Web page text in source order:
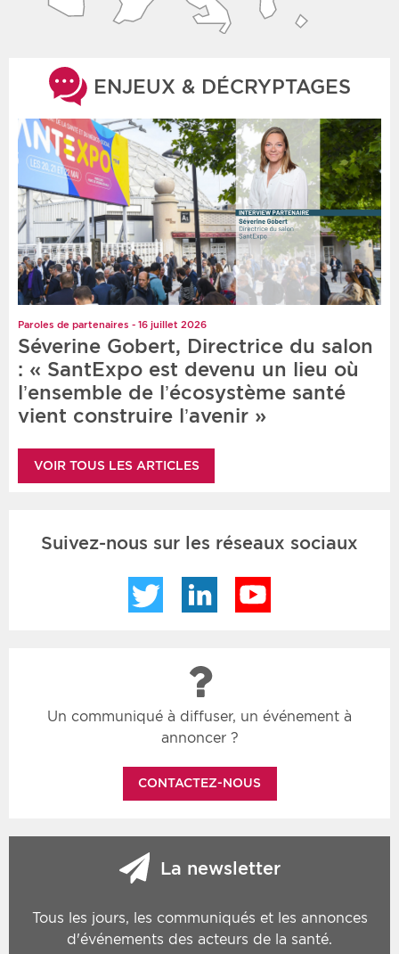
ENJEUX & DÉCRYPTAGES
Paroles de partenaires - 16 juillet 2026
Séverine Gobert, Directrice du salon
: « SantExpo est devenu un lieu où
l’ensemble de l’écosystème santé
vient construire l’avenir »
VOIR TOUS LES ARTICLES
Suivez-nous sur les réseaux sociaux
Twitter LinkedIn
Un communiqué à diffuser, un événement à
annoncer ?
CONTACTEZ-NOUS
La newsletter
Tous les jours, les communiqués et les annonces
d'événements des acteurs de la santé.